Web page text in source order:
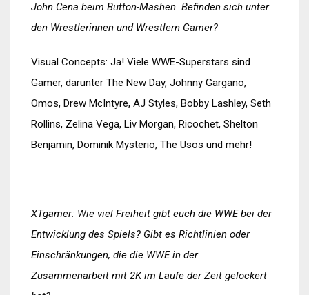
John Cena beim Button-Mashen. Befinden sich unter
den Wrestlerinnen und Wrestlern Gamer?
Visual Concepts: Ja! Viele WWE-Superstars sind
Gamer, darunter The New Day, Johnny Gargano,
Omos, Drew McIntyre, AJ Styles, Bobby Lashley, Seth
Rollins, Zelina Vega, Liv Morgan, Ricochet, Shelton
Benjamin, Dominik Mysterio, The Usos und mehr!
XTgamer: Wie viel Freiheit gibt euch die WWE bei der
Entwicklung des Spiels? Gibt es Richtlinien oder
Einschränkungen, die die WWE in der
Zusammenarbeit mit 2K im Laufe der Zeit gelockert